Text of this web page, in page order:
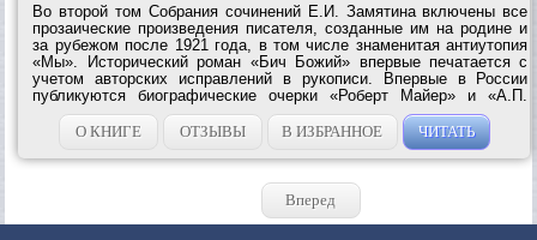
Во второй том Собрания сочинений Е.И. Замятина включены все
прозаические произведения писателя, созданные им на родине и
за рубежом после 1921 года, в том числе знаменитая антиутопия
«Мы». Исторический роман «Бич Божий» впервые печатается с
учетом авторских исправлений в рукописи. Впервые в России
публикуются биографические очерки «Роберт Майер» и «А.П.
Чехов», выходившие в Германии в 1921 г. К сожалению, часть
произведений в файле...
О КНИГЕ ОТЗЫВЫ В ИЗБРАННОЕ ЧИТАТЬ
Вперед